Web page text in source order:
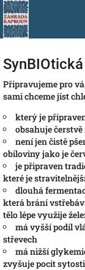
Přejít
na
obsah
Připravujeme pro
sami chceme jíst
který je
obsahuje
není jen čistě
obiloviny jako je
je připraven
které je
dlouhá
která brání
tělo lépe využije
má vyšší podíl
střevech
má nižší
zvyšuje pocit sytosti